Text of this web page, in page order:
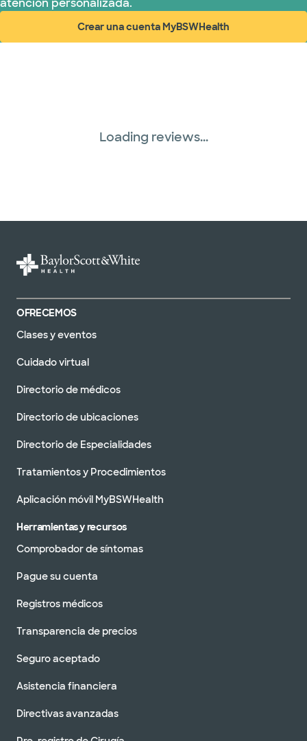
atención personalizada.
Crear una cuenta MyBSWHealth
(abre en ventana nueva)
Loading reviews...
OFRECEMOS
Clases y eventos
Cuidado virtual
Directorio de médicos
Directorio de ubicaciones
Directorio de Especialidades
Tratamientos y Procedimientos
Aplicación móvil MyBSWHealth
Herramientas y recursos
Comprobador de síntomas
Pague su cuenta
Registros médicos
Transparencia de precios
Seguro aceptado
Asistencia financiera
Directivas avanzadas